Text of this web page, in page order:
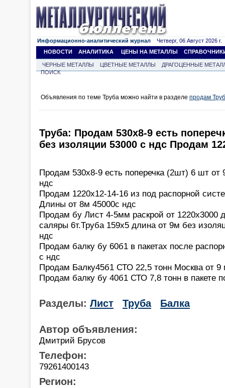
Информационно-аналитический журнал Четверг, 06 Август 2026 г.
НОВОСТИ
АНАЛИТИКА ЦЕНЫ НА МЕТАЛЛЫ
ЧЕРНЫЕ МЕТАЛЛЫ ЦВЕТНЫЕ МЕТАЛЛЫ
ДРАГОЦЕННЫЕ
ПОИСК
Объявления по теме Труба можно найти в разделе продам
Труба: Продам 530х8-9 есть
без изоляции 53000 с ндс Продам
Продам 530х8-9 есть поперечка (2шт) 6 шт от
ндс
Продам 1220х12-14-16 из под распорной
Длины от 8м 45000с ндс
Продам бу Лист 4-5мм раскрой от 1220х3000
саляры 6т.Труба 159х5 длина от 9м без
ндс
Продам балку бу 60б1 в пакетах после
с ндс
Продам Балку45б1 СТО 22,5 тонн Москва от 9
Продам балку бу 40б1 СТО 7,8 тонн в пакете
Разделы: Лист Труба Балка
Автор объявления:
Дмитрий Брусов
Телефон:
79261400143
Регион: